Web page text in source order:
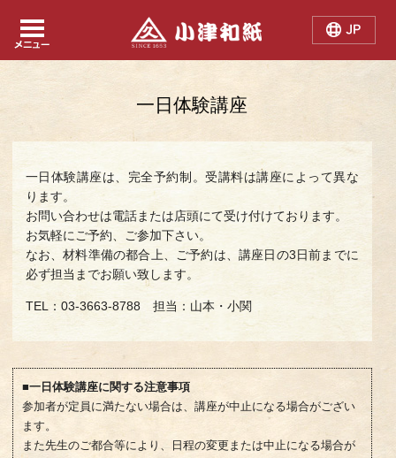
Japanese
English
Chinese
一日体験講座
一日体験講座は、完全予約制。受講料は講座によって異な
ります。
お問い合わせは電話または店頭にて受け付けております。
お気軽にご予約、ご参加下さい。
なお、材料準備の都合上、ご予約は、講座日の3日前までに
必ず担当までお願い致します。
TEL：03-3663-8788 担当：山本・小関
■一日体験講座に関する注意事項
参加者が定員に満たない場合は、講座が中止になる場合がござい
ます。
また先生のご都合等により、日程の変更または中止になる場合が